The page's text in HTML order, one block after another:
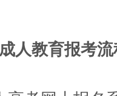
人教育报考